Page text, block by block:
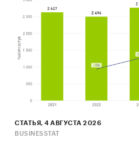
Результаты on-line
пользователей
Официальные
Базы данных Росстат
Отчетность эмитентов
СТАТЬЯ, 4 АВГУСТА 2026
BUSINESSTAT